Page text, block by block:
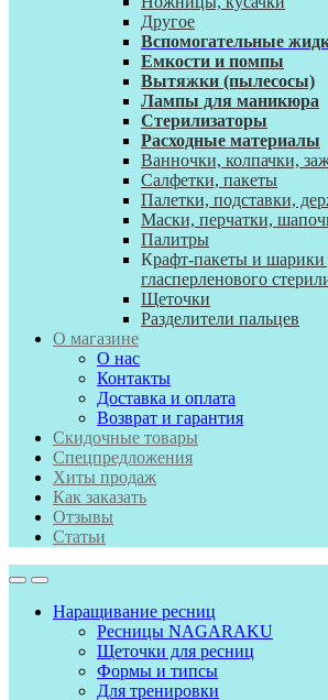
Другое
Вспомогательные
Емкости и помпы
Вытяжки (пылесосы)
Лампы для маникюра
Стерилизаторы
Расходные материалы
Ванночки, колпачки,
Салфетки, пакеты
Палетки, подставки,
Маски, перчатки,
Палитры
Крафт-пакеты и шарики
гласперленового
Щеточки
Разделители пальцев
О магазине
О нас
Контакты
Доставка и оплата
Возврат и гарантия
Скидочные товары
Спецпредложения
Хиты продаж
Как заказать
Отзывы
Статьи
Наращивание ресниц
Ресницы NAGARAKU
Щеточки для ресниц
Формы и типсы
Для тренировки